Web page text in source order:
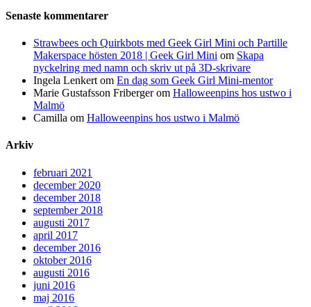
Senaste kommentarer
Strawbees och Quirkbots med Geek Girl Mini och Partille
Makerspace hösten 2018 | Geek Girl Mini om Skapa
nyckelring med namn och skriv ut på 3D-skrivare
Ingela Lenkert om En dag som Geek Girl Mini-mentor
Marie Gustafsson Fribergerom Halloweenpins hos ustwo i
Malmö
Camilla om Halloweenpins hos ustwo i Malmö
Arkiv
februari 2021
december 2020
december 2018
september 2018
augusti 2017
april 2017
december 2016
oktober 2016
augusti 2016
juni 2016
maj 2016